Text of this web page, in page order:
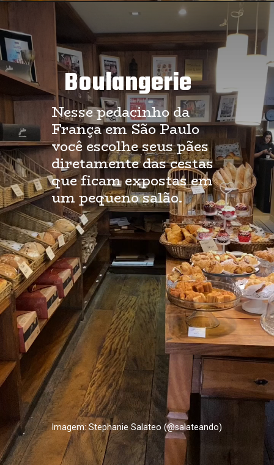
Boulangerie
Nesse pedacinho da
França em São Paulo
você escolhe seus pães
diretamente das cestas
que ficam expostas em
um pequeno salão.
Imagem: Stephanie Salateo (@salateando)